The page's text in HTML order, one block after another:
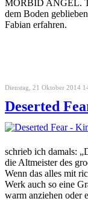
MORBID ANGEL.
dem Boden
Fabian erfahren.
Dienstag, 21 Oktober 2014
Deserted
schrieb ich damals:
die Altmeister des
Wenn das alles mit
Werk auch so eine
warm anziehen oder